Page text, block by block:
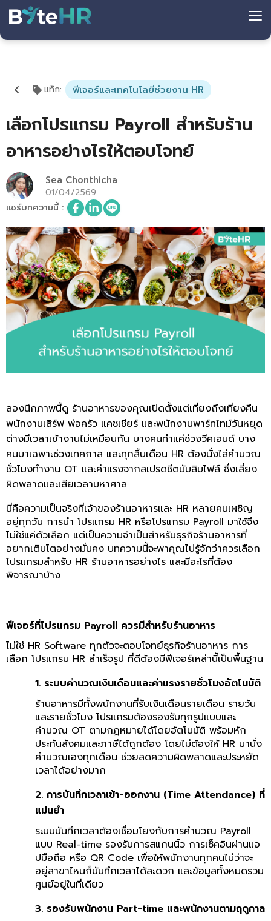
แท็ก: ฟีเจอร์และเทคโนโลยีช่วยงาน HR
เลือกโปรแกรม Payroll สำหรับร้าน
อาหารอย่างไรให้ตอบโจทย์
Sea Chonthicha
01/04/2569
แชร์บทความนี้:
ลองนึกภาพนี้ดู ร้านอาหารของคุณเปิดตั้งแต่เที่ยงถึงเที่ยงคืน
พนักงานเสิร์ฟ พ่อครัว แคชเชียร์ และพนักงานพาร์ทไทม์วันหยุด
ต่างมีเวลาเข้างานไม่เหมือนกัน บางคนทำแค่ช่วงวีคเอนด์ บาง
คนมาเฉพาะช่วงเทศกาล และทุกสิ้นเดือน HR ต้องนั่งไล่คำนวณ
ชั่วโมงทำงาน OT และค่าแรงจากสเปรดชีตนับสิบไฟล์ ซึ่งเสี่ยง
ผิดพลาดและเสียเวลามหาศาล
นี่คือความเป็นจริงที่เจ้าของร้านอาหารและ HR หลายคนเผชิญ
อยู่ทุกวัน การนำ โปรแกรม HR หรือโปรแกรม Payroll มาใช้จึง
ไม่ใช่แค่ตัวเลือก แต่เป็นความจำเป็นสำหรับธุรกิจร้านอาหารที่
อยากเติบโตอย่างมั่นคง บทความนี้จะพาคุณไปรู้จักว่าควรเลือก
โปรแกรมสำหรับ HR ร้านอาหารอย่างไร และมีอะไรที่ต้อง
พิจารณาบ้าง
ฟีเจอร์ที่โปรแกรม Payroll ควรมีสำหรับร้านอาหาร
ไม่ใช่ HR Software ทุกตัวจะตอบโจทย์ธุรกิจร้านอาหาร การ
เลือก โปรแกรม HR สำเร็จรูป ที่ดีต้องมีฟีเจอร์เหล่านี้เป็นพื้นฐาน
1. ระบบคำนวณเงินเดือนและค่าแรงรายชั่วโมงอัตโนมัติ
ร้านอาหารมีทั้งพนักงานที่รับเงินเดือนรายเดือน รายวัน
และรายชั่วโมง โปรแกรมต้องรองรับทุกรูปแบบและ
คำนวณ OT ตามกฎหมายได้โดยอัตโนมัติ พร้อมหัก
ประกันสังคมและภาษีได้ถูกต้อง โดยไม่ต้องให้ HR มานั่ง
คำนวณเองทุกเดือน ช่วยลดความผิดพลาดและประหยัด
เวลาได้อย่างมาก
2. การบันทึกเวลาเข้า-ออกงาน (Time Attendance) ที่
แม่นยำ
ระบบบันทึกเวลาต้องเชื่อมโยงกับการคำนวณ Payroll
แบบ Real-time รองรับการสแกนนิ้ว การเช็คอินผ่านแอ
ปมือถือ หรือ QR Code เพื่อให้พนักงานทุกคนไม่ว่าจะ
อยู่สาขาไหนก็บันทึกเวลาได้สะดวก และข้อมูลทั้งหมดรวม
ศูนย์อยู่ในที่เดียว
3. รองรับพนักงาน Part-time และพนักงานตามฤดูกาล